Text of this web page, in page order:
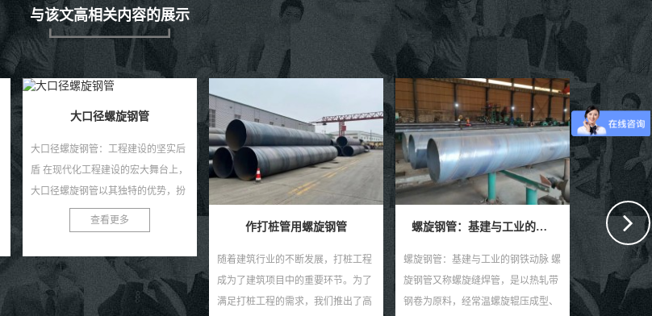
与该文高相关内容的展示
作打桩管用螺旋钢管
随着建筑行业的不断发展，打桩工程
成为了建筑项目中的重要环节。为了
满足打桩工程的需求，我们推出了高
螺旋钢管：基建与工业的钢铁动脉 螺
旋钢管又称螺旋缝焊管，是以热轧带
钢卷为原料，经常温螺旋辊压成型、
埋地排污水用防腐螺旋钢管
埋地排污水用防腐螺旋钢管：环保新
选择，耐用更可靠 在当今社会，环保
与可持续发展已成为全球共识。在污
埋地给
埋地给水用
高效且耐用的
类给水工程